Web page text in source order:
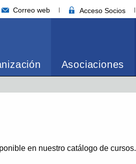
Correo web Acceso Socios
Asociaciones
en nuestro catálogo de cursos.